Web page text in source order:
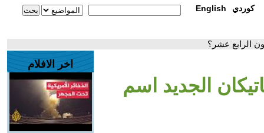
English كوردي
الرابع عشر؟
الجديد اسم
اخر الافلام